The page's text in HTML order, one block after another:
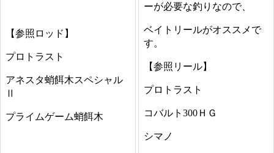
【参照ロッド】
プロトラスト
アネスタ蛸餌木スペシャル
Ⅱ
プライムゲーム蛸餌木
ーが必要な釣りなので、
ベイトリールがオススメで
す。
【参照リール】
プロトラスト
コバルト300ＨＧ
シマノ